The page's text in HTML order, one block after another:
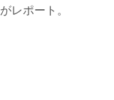
がレポート。